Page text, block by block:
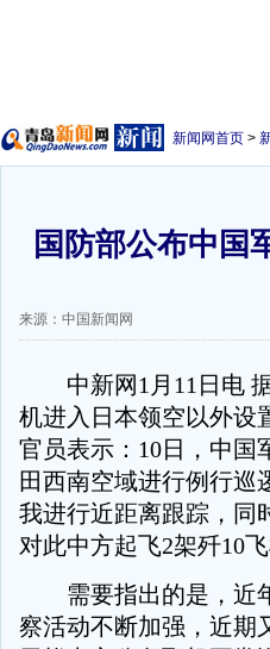
新闻网首页 >
国防部公布中国
来源：中国新闻网
中新网1月11日电 据
机进入日本领空以外设
官员表示：10日，中国
田西南空域进行例行巡
我进行近距离跟踪，同
对此中方起飞2架歼10
需要指出的是，近年
察活动不断加强，近期